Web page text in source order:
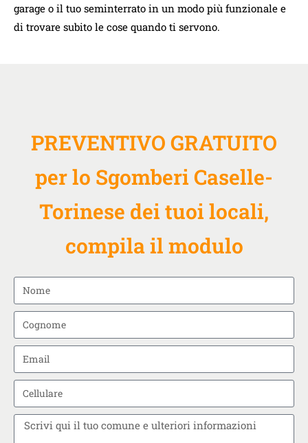
garage o il tuo seminterrato in un modo più funzionale e
di trovare subito le cose quando ti servono.
PREVENTIVO GRATUITO
per lo Sgomberi Caselle-
Torinese dei tuoi locali,
compila il modulo